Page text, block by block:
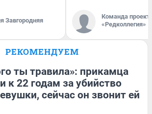
Завгородняя
Команда
«Редколлегия»
РЕКОМЕНДУЕМ
ты травила»: прикамца
к 22 годам за убийство
сейчас он звонит ей